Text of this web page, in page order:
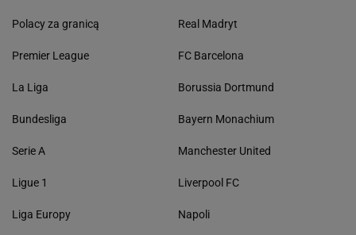
Polacy za granicą
Premier League
La Liga
Bundesliga
Serie A
Ligue 1
Liga Europy
Real Madryt
FC Barcelona
Borussia Dortmund
Bayern Monachium
Manchester United
Liverpool FC
Napoli